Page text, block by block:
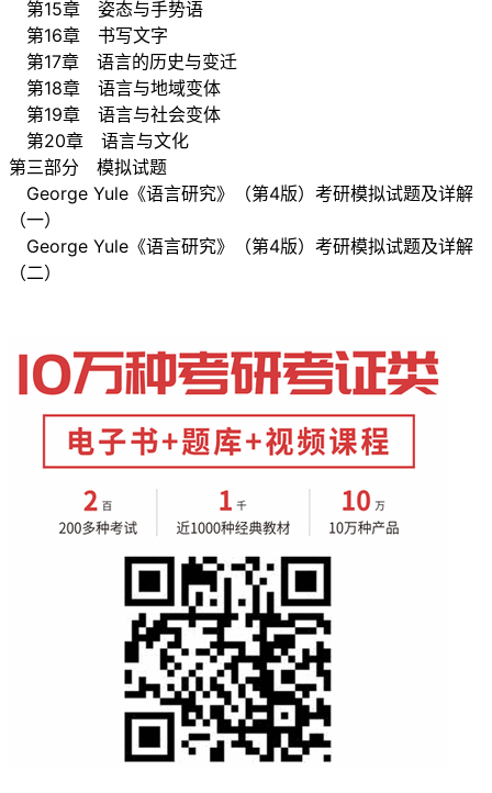
第15章 姿态与手势语
第16章 书写文字
第17章 语言的历史与变迁
第18章 语言与地域变体
第19章 语言与社会变体
第20章 语言与文化
第三部分 模拟试题
George Yule《语言研究》（第4版）考研模拟试题及详解
（一）
George Yule《语言研究》（第4版）考研模拟试题及详解
（二）